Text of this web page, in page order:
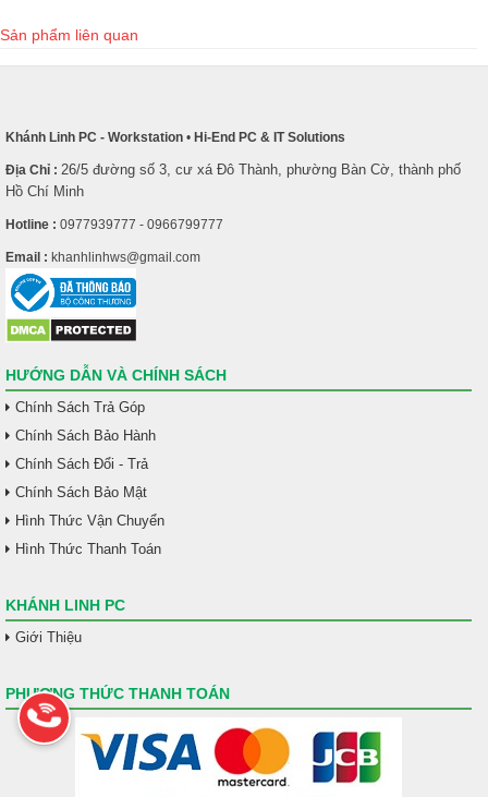
Sản phẩm liên quan
Khánh Linh PC - Workstation • Hi-End PC & IT Solutions
Địa Chỉ : 26/5 đường số 3, cư xá Đô Thành, phường Bàn Cờ, thành phố
Hồ Chí Minh
Hotline : 0977939777 - 0966799777
Email : khanhlinhws@gmail.com
HƯỚNG DẪN VÀ CHÍNH SÁCH
Chính Sách Trả Góp
Chính Sách Bảo Hành
Chính Sách Đổi - Trả
Chính Sách Bảo Mật
Hình Thức Vận Chuyển
Hình Thức Thanh Toán
KHÁNH LINH PC
Giới Thiệu
PHƯƠNG THỨC THANH TOÁN